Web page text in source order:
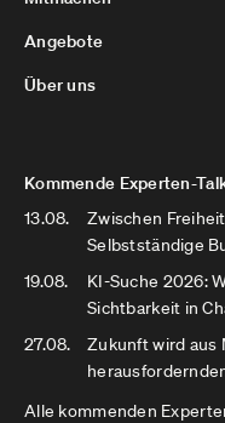
Angebote
Über uns
Kommende Experten-
13.08.
Zwischen
Selbstständige
19.08.
KI-Suche 2026:
Sichtbarkeit in
27.08.
Zukunft wird aus
Alle kommenden